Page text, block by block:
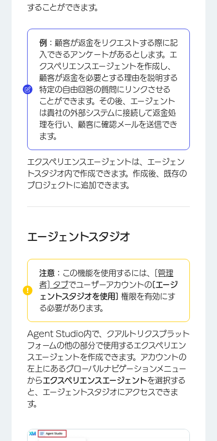
することができます。
例： 顧客が返金をリクエストする際に記
入できるアンケートがあるとします。エ
クスペリエンスエージェントを作成し、
顧客が返金を必要とする理由を説明する
特定の自由回答の質問にリンクさせる
ことができます。その後、エージェント
は貴社の外部システムに接続して返金処
理を行い、顧客に確認メールを送信でき
ます。
エクスペリエンスエージェントは、エージェン
トスタジオ内で作成できます。作成後、既存の
プロジェクトに追加できます。
エージェントスタジオ
注意： この機能を使用するには、
[管理
者] タブでユーザーアカウントの [エージ
ェントスタジオを使用]
権限を有効にす
る必要があります。
Agent Studio内で、クアルトリクスプラット
フォームの他の部分で使用するエクスペリエン
スエージェントを作成できます。アカウントの
左上にあるグローバルナビゲーションメニュー
からエクスペリエンスエージェントを選択する
と、エージェントスタジオにアクセスできま
す。